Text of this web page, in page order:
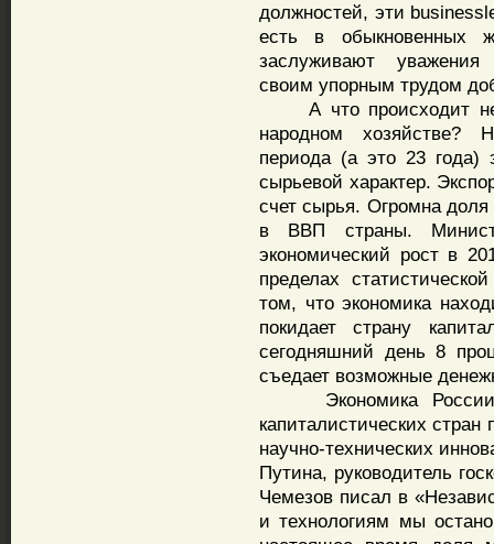
должностей, эти
есть в
заслуживают уважения
своим упорным трудом
А что происходит не
народном хозяйстве?
периода (а это 23 года)
сырьевой характер.
счет сырья. Огромна
в ВВП страны.
экономический рост в
пределах
том, что экономика
покидает страну
сегодняшний день 8
съедает возможные
Экономика России
капиталистических
научно-технических
Путина, руководитель
Чемезов писал в
и технологиям мы